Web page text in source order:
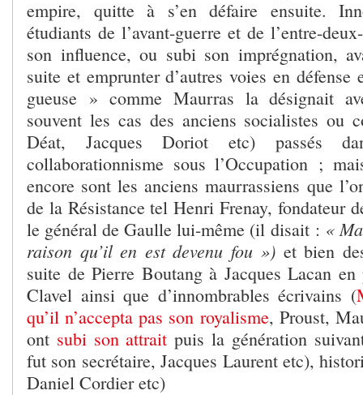
empire, quitte à s’en défaire ensuite.
étudiants de l’avant-guerre et de l’entre-
son influence, ou subi son imprégnation,
suite et emprunter d’autres voies en
gueuse » comme Maurras la désignait
souvent les cas des anciens socialistes ou
Déat, Jacques Doriot etc) passés
collaborationnisme sous l’Occupation ;
encore sont les anciens maurrassiens que
de la Résistance tel Henri Frenay, fondateur
le général de Gaulle lui-même (il disait : «
raison qu’il en est devenu fou ») et bien
suite de Pierre Boutang à Jacques Lacan
Clavel ainsi que d’innombrables écrivains (
qu’il n’accepta pas son royalisme, Proust,
ont subi son attrait puis la génération
fut son secrétaire, Jacques Laurent etc),
Daniel Cordier etc)